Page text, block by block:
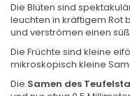
Die Blüten sind
leuchten in kräftigem Rot
und verströmen einen
Die Früchte sind kleine
mikroskopisch kleine
Die Samen des